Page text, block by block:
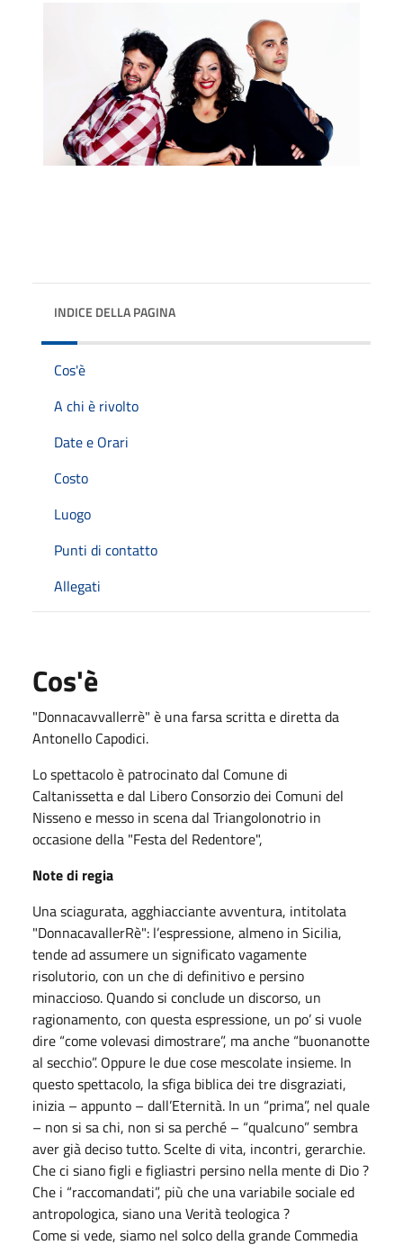
INDICE DELLA PAGINA
Cos'è
A chi è rivolto
Date e Orari
Costo
Luogo
Punti di contatto
Allegati
Cos'è
"Donnacavvallerrè" è una farsa scritta e diretta da
Antonello Capodici.
Lo spettacolo è patrocinato dal Comune di
Caltanissetta e dal Libero Consorzio dei Comuni del
Nisseno e messo in scena dal Triangolonotrio in
occasione della "Festa del Redentore",
Note di regia
Una sciagurata, agghiacciante avventura, intitolata
"DonnacavallerRè": l’espressione, almeno in Sicilia,
tende ad assumere un significato vagamente
risolutorio, con un che di definitivo e persino
minaccioso. Quando si conclude un discorso, un
ragionamento, con questa espressione, un po’ si vuole
dire “come volevasi dimostrare”, ma anche “buonanotte
al secchio”. Oppure le due cose mescolate insieme. In
questo spettacolo, la sfiga biblica dei tre disgraziati,
inizia – appunto – dall’Eternità. In un “prima”, nel quale
– non si sa chi, non si sa perché – “qualcuno” sembra
aver già deciso tutto. Scelte di vita, incontri, gerarchie.
Che ci siano figli e figliastri persino nella mente di Dio ?
Che i “raccomandati”, più che una variabile sociale ed
antropologica, siano una Verità teologica ?
Come si vede, siamo nel solco della grande Commedia